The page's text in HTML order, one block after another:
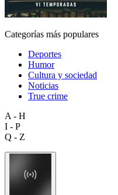
Categorías más populares
Deportes
Humor
Cultura y sociedad
Noticias
True crime
A - H
I - P
Q - Z